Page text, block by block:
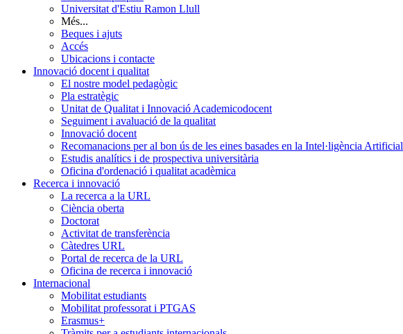
Universitat d'Estiu Ramon Llull
Més...
Beques i ajuts
Accés
Ubicacions i contacte
Innovació docent i qualitat
El nostre model pedagògic
Pla estratègic
Unitat de Qualitat i Innovació Academicodocent
Seguiment i avaluació de la qualitat
Innovació docent
Recomanacions per al bon ús de les eines basades en la Intel·ligència Artificial
Estudis analítics i de prospectiva universitària
Oficina d'ordenació i qualitat acadèmica
Recerca i innovació
La recerca a la URL
Ciència oberta
Doctorat
Activitat de transferència
Càtedres URL
Portal de recerca de la URL
Oficina de recerca i innovació
Internacional
Mobilitat estudiants
Mobilitat professorat i PTGAS
Erasmus+